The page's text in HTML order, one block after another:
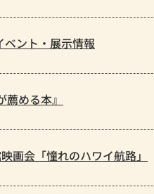
ベント・展示情報
める本』
画会「憧れのハワイ航路」